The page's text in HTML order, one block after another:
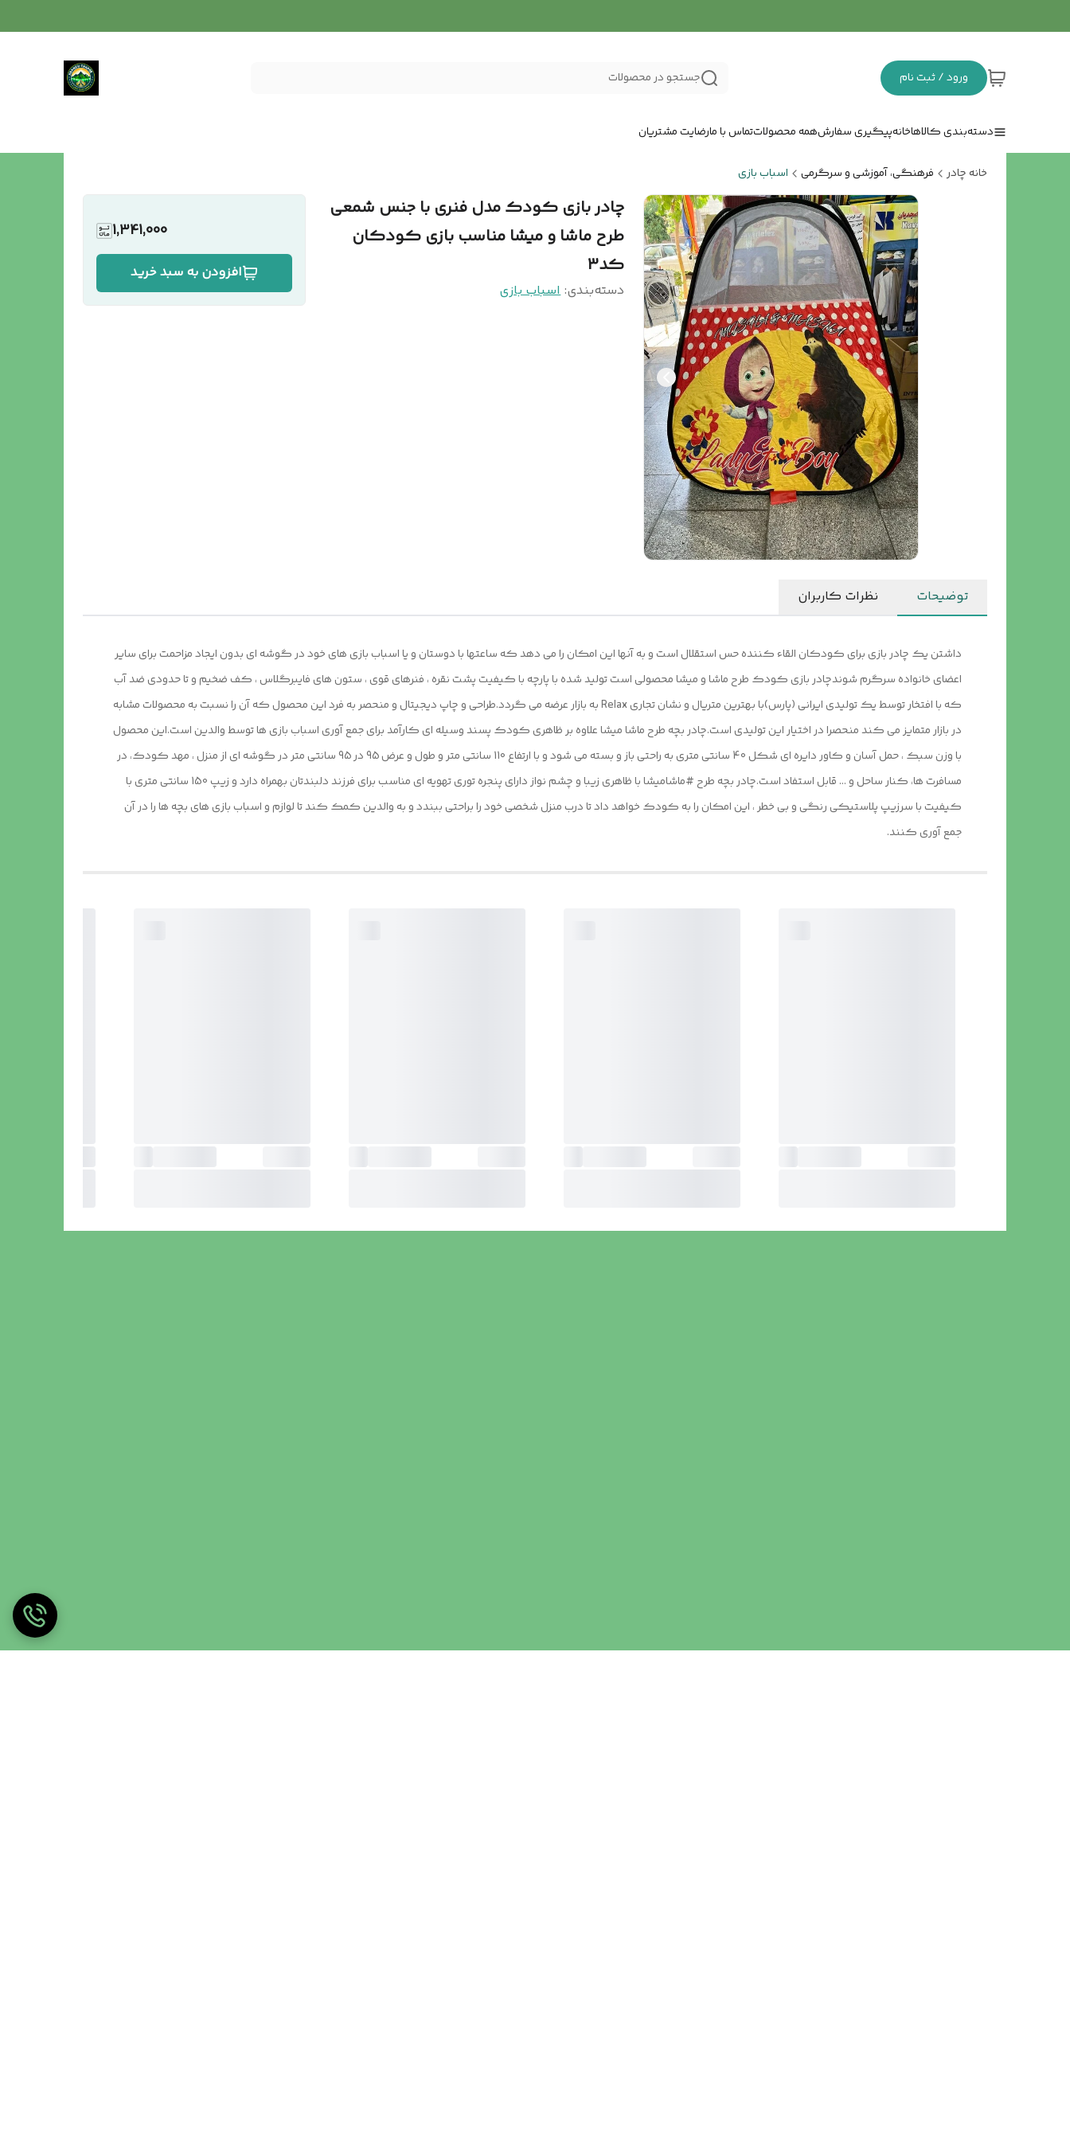
ورود / ثبت نام جستجو در محصولات
دسته‌بندی کالاهاخانهپیگیری سفارشهمه محصولاتتماس با مارضایت مشتریان
خانه چادر فرهنگی، آموزشی و سرگرمی اسباب بازی
چادر بازی کودک مدل فنری با جنس شمعی
طرح ماشا و میشا مناسب بازی کودکان
کد3
دسته‌بندی:اسباب بازی
1,341,000
افزودن به سبد خرید
توضیحات نظرات کاربران
داشتن یک چادر بازی برای کودکان القاء کننده حس استقلال است و به آنها این امکان را می دهد که ساعتها با دوستان و یا اسباب بازی های خود در گوشه ای بدون ایجاد مزاحمت برای سایر
اعضای خانواده سرگرم شوندچادر بازی کودک طرح ماشا و میشا محصولی است تولید شده با پارچه با کیفیت پشت نقره ، فنرهای قوی ، ستون های فایبرگلاس ، کف ضخیم و تا حدودی ضد آب
که با افتخار توسط یک تولیدی ایرانی (پارس)با بهترین متریال و نشان تجاری Relax به بازار عرضه می گردد.طراحی و چاپ دیجیتال و منحصر به فرد این محصول که آن را نسبت به محصولات مشابه
در بازار متمایز می کند منحصرا در اختیار این تولیدی است.چادر بچه طرح ماشا میشا علاوه بر ظاهری کودک پسند وسیله ای کارآمد برای جمع آوری اسباب بازی ها توسط والدین است.این محصول
با وزن سبک ، حمل آسان و کاور دایره ای شکل 40 سانتی متری به راحتی باز و بسته می شود و با ارتفاع 110 سانتی متر و طول و عرض 95 در 95 سانتی متر در گوشه ای از منزل ، مهد کودک، در
مسافرت ها، کنار ساحل و ... قابل استفاد است.چادر بچه طرح #ماشامیشا با ظاهری زیبا و چشم نواز دارای پنجره توری تهویه ای مناسب برای فرزند دلبندتان بهمراه دارد و زیپ 150 سانتی متری با
کیفیت با سرزیپ پلاستیکی رنگی و بی خطر ، این امکان را به کودک خواهد داد تا درب منزل شخصی خود را براحتی ببندد و به والدین کمک کند تا لوازم و اسباب بازی های بچه ها را در آن
جمع آوری کنند.